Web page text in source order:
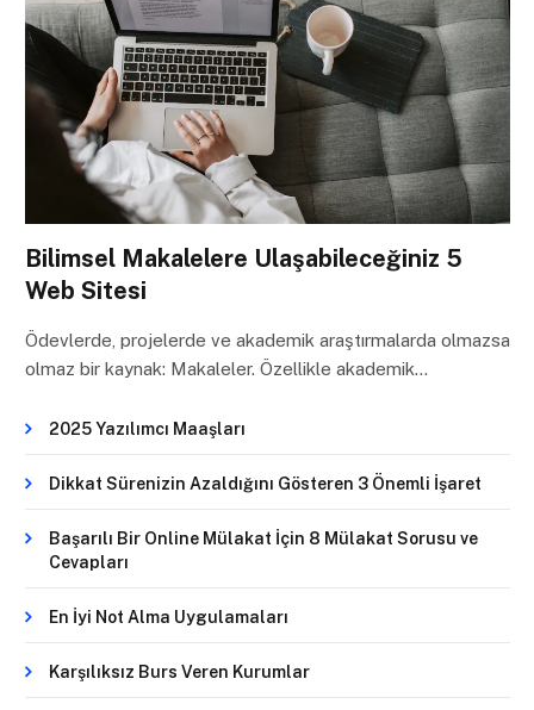
Bilimsel Makalelere Ulaşabileceğiniz 5
Web Sitesi
Ödevlerde, projelerde ve akademik araştırmalarda olmazsa
olmaz bir kaynak: Makaleler. Özellikle akademik…
2025 Yazılımcı Maaşları
Dikkat Sürenizin Azaldığını Gösteren 3 Önemli İşaret
Başarılı Bir Online Mülakat İçin 8 Mülakat Sorusu ve
Cevapları
En İyi Not Alma Uygulamaları
Karşılıksız Burs Veren Kurumlar